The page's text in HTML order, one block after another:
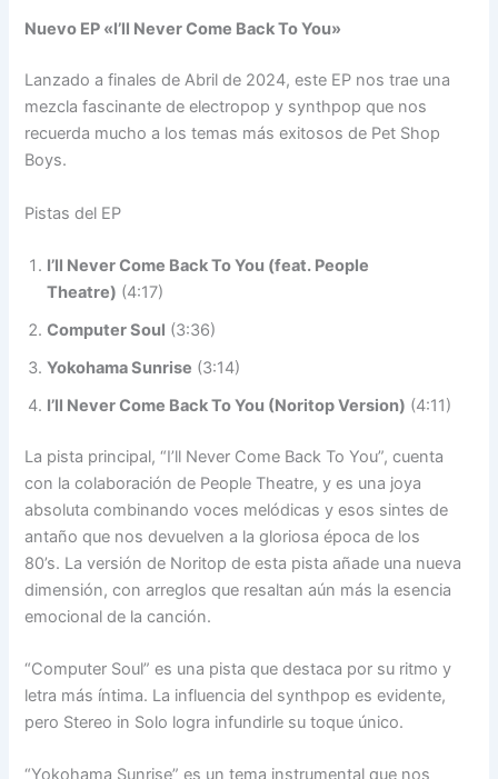
Nuevo EP «I’ll Never Come Back To You»
Lanzado a finales de Abril de 2024, este EP nos trae una
mezcla fascinante de electropop y synthpop que nos
recuerda mucho a los temas más exitosos de Pet Shop
Boys.
Pistas del EP
I’ll Never Come Back To You (feat. People
Theatre) (4:17)
Computer Soul (3:36)
Yokohama Sunrise (3:14)
I’ll Never Come Back To You (Noritop Version) (4:11)
La pista principal, “I’ll Never Come Back To You”, cuenta
con la colaboración de People Theatre, y es una joya
absoluta combinando voces melódicas y esos sintes de
antaño que nos devuelven a la gloriosa época de los
80’s. La versión de Noritop de esta pista añade una nueva
dimensión, con arreglos que resaltan aún más la esencia
emocional de la canción.
“Computer Soul” es una pista que destaca por su ritmo y
letra más íntima. La influencia del synthpop es evidente,
pero Stereo in Solo logra infundirle su toque único.